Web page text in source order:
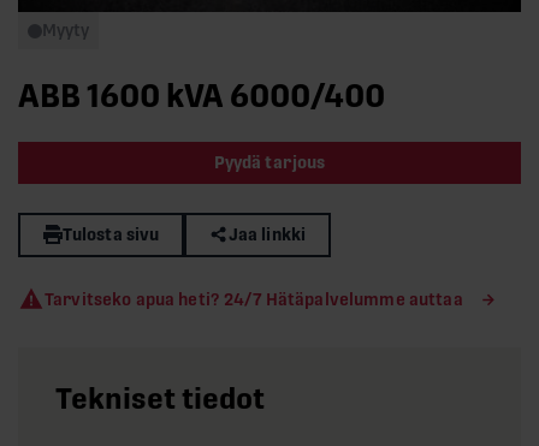
Myyty
ABB 1600 kVA 6000/400
Pyydä tarjous
Tulosta sivu Jaa linkki
Tarvitseko apua heti? 24/7 Hätäpalvelumme auttaa
Tekniset tiedot